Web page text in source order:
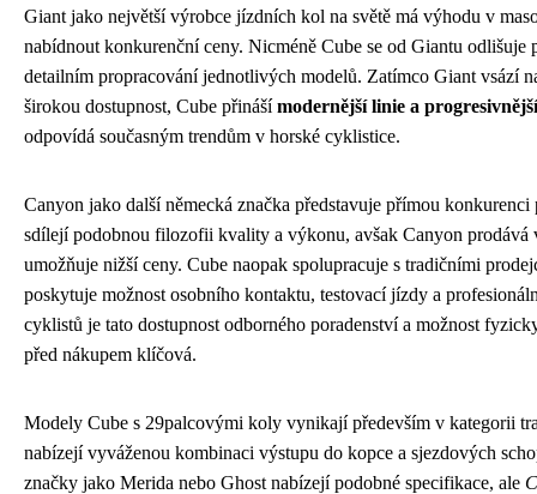
Giant jako největší výrobce jízdních kol na světě má výhodu v
nabídnout konkurenční ceny. Nicméně Cube se od Giantu odlišuje
detailním propracování jednotlivých modelů. Zatímco Giant vsází
širokou dostupnost, Cube přinášímodernější linie a
odpovídá současným trendům v horské cyklistice.
Canyon jako další německá značka představuje přímou
sdílejí podobnou filozofii kvality a výkonu, avšak Canyon prodává
umožňuje nižší ceny. Cube naopak spolupracuje s tradičními
poskytuje možnost osobního kontaktu, testovací jízdy a
cyklistů je tato dostupnost odborného poradenství a možnost
před nákupem klíčová.
Modely Cube s 29palcovými koly vynikají především v kategorii
nabízejí vyváženou kombinaci výstupu do kopce a sjezdových
značky jako Merida nebo Ghost nabízejí podobné specifikace, ale